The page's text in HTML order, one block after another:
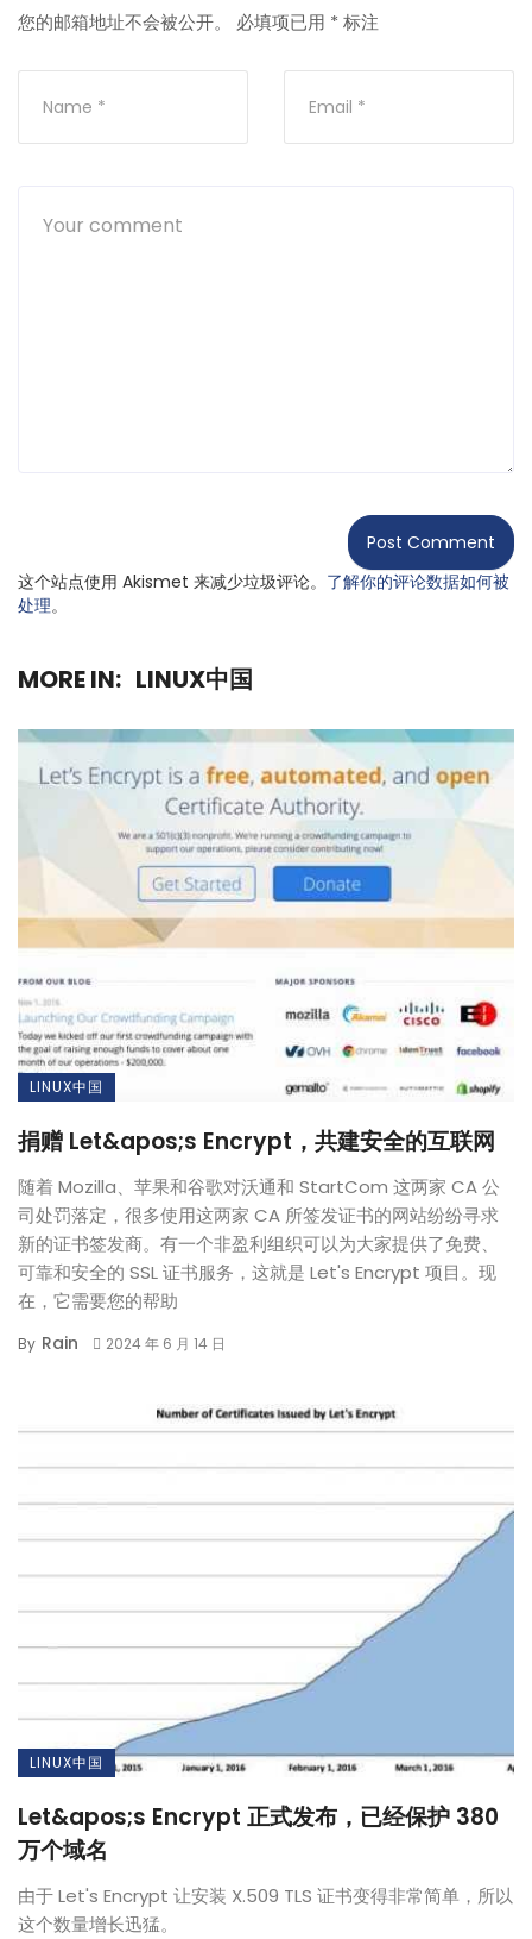
您的邮箱地址不会被公开。 必填项已用 * 标注
这个站点使用 Akismet 来减少垃圾评论。 了解你的评论数据如何被
处理。
MORE IN: LINUX中国
LINUX中国
捐赠 Let&apos;s Encrypt，共建安全的互联网
随着 Mozilla、苹果和谷歌对沃通和 StartCom 这两家 CA 公
司处罚落定，很多使用这两家 CA 所签发证书的网站纷纷寻求
新的证书签发商。有一个非盈利组织可以为大家提供了免费、
可靠和安全的 SSL 证书服务，这就是 Let's Encrypt 项目。现
在，它需要您的帮助
By Rain 2024 年 6 月 14 日
LINUX中国
Let&apos;s Encrypt 正式发布，已经保护 380
万个域名
由于 Let's Encrypt 让安装 X.509 TLS 证书变得非常简单，所以
这个数量增长迅猛。